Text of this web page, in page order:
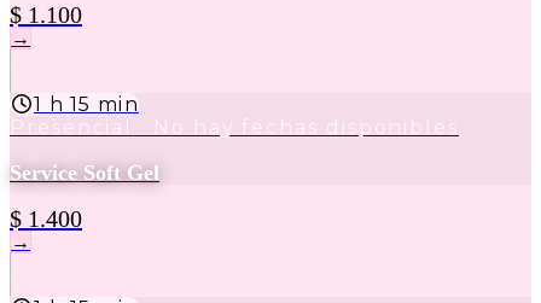
$ 1.100
→
1 h 15 min
Presencial
· No hay fechas disponibles
Service Soft Gel
$ 1.400
→